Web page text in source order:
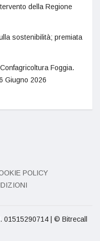
della Regione
sostenibilità; premiata
Foggia.
Giugno 2026
POLICY
01515290714 | © Bitrecall